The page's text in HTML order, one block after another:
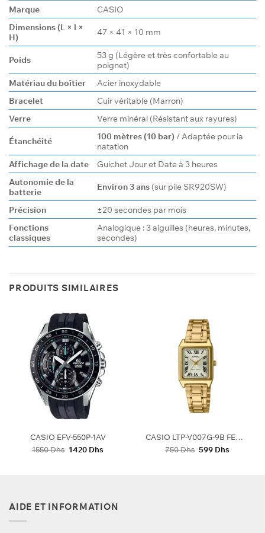
Marque
CASIO
Dimensions (L × l ×
H)
47 × 41 × 10 mm
Poids
53 g (Légère et très confortable au
poignet)
Matériau du boîtier
Acier inoxydable
Bracelet
Cuir véritable (Marron)
Verre
Verre minéral (Résistant aux rayures)
Étanchéité 100 mètres (10 bar) / Adaptée pour la
natation
Affichage de la date
Guichet Jour et Date à 3 heures
Autonomie de la
batterie
Environ 3 ans(sur pile SR920SW)
Précision
±20 secondes par mois
Fonctions
classiques
Analogique : 3 aiguilles (heures, minutes,
secondes)
PRODUITS SIMILAIRES
CASIO EFV-550P-1AV
1550Dhs Le
1550 Dhs.
1420 DhsLe
1420 Dhs.
CASIO LTP-V007G-9B FEMMES
750Dhs Le
750 Dhs.
599 DhsLe
599 Dhs.
AIDE ET INFORMATION